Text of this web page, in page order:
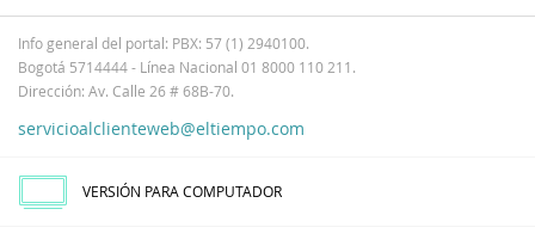
Info general del portal: PBX: 57 (1) 2940100.
Bogotá 5714444 - Línea Nacional 01 8000 110 211.
Dirección: Av. Calle 26 # 68B-70.
servicioalclienteweb@eltiempo.com
VERSIÓN PARA COMPUTADOR